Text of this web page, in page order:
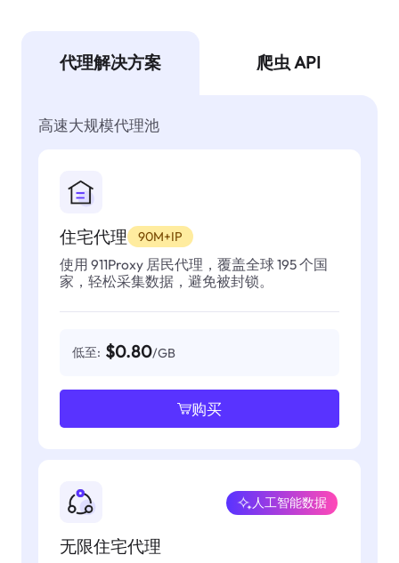
代理解决方案 爬虫 API
高速大规模代理池
住宅代理 90M+IP
使用 911Proxy 居民代理，覆盖全球 195 个国
家，轻松采集数据，避免被封锁。
低至: $0.80/GB
购买
无限住宅代理
人工智能数据